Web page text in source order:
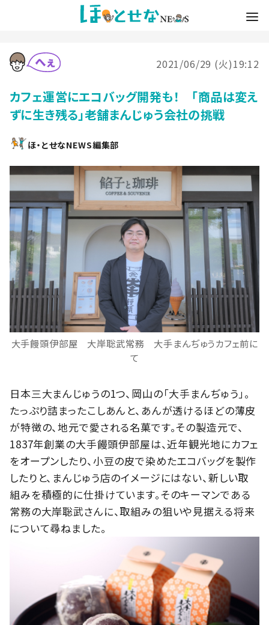
2021/06/29 (火)19:12
カフェ運営にエコバッグ開発も！ 「商品は変え
ずに生き残る」老舗まんじゅう会社の挑戦
ほ・とせなNEWS編集部
大手饅頭伊部屋 大岸聡武常務 大手まんぢゅうカフェ前に
て
日本三大まんじゅうの1つ、岡山の「大手まんぢゅう」。
たっぷり詰まったこしあんと、あんが透けるほどの薄皮
が特徴の、地元で愛される名菓です。その製造元で、
1837年創業の大手饅頭伊部屋は、近年観光地にカフェ
をオープンしたり、小豆の皮で染めたエコバッグを製作
したりと、まんじゅう店のイメージにはない、新しい取
組みを積極的に仕掛けています。そのキーマンである
常務の大岸聡武さんに、取組みの狙いや見据える将来
について尋ねました。